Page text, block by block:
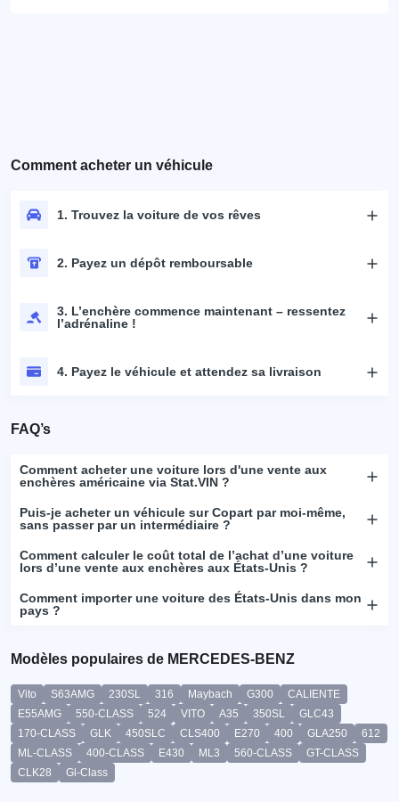
Comment acheter un véhicule
1. Trouvez la voiture de vos rêves
2. Payez un dépôt remboursable
3. L’enchère commence maintenant – ressentez
l’adrénaline !
4. Payez le véhicule et attendez sa livraison
FAQ’s
Comment acheter une voiture lors d'une vente aux
enchères américaine via Stat.VIN ?
Puis-je acheter un véhicule sur Copart par moi-même,
sans passer par un intermédiaire ?
Comment calculer le coût total de l’achat d’une voiture
lors d’une vente aux enchères aux États-Unis ?
Comment importer une voiture des États-Unis dans mon
pays ?
Modèles populaires de MERCEDES-BENZ
Vito S63AMG 230SL 316 Maybach G300
CALIENTE
E55AMG
550-CLASS 524 VITO A35 350SL
GLC43
170-CLASS
GLK 450SLC CLS400 E270 400 GLA250
612
ML-CLASS
400-CLASS E430 ML3 560-CLASS
GT-CLASS
CLK28
Gl-Class